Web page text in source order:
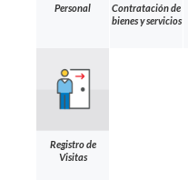
Personal
Contratación de
bienes y servicios
Registro de
Visitas